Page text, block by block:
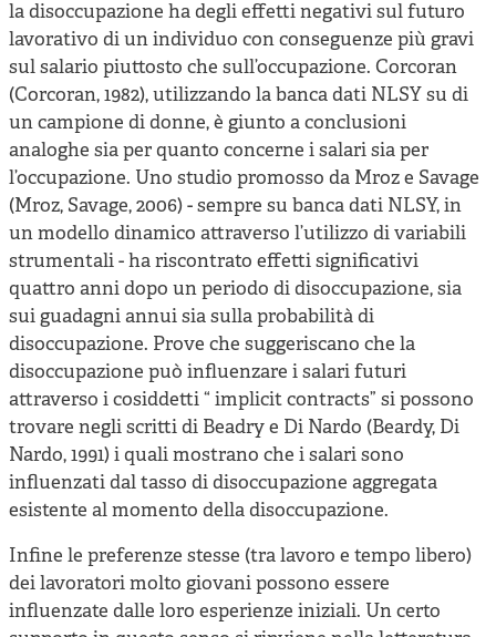
la disoccupazione ha degli effetti negativi sul futuro
lavorativo di un individuo con conseguenze più gravi
sul salario piuttosto che sull’occupazione. Corcoran
(Corcoran, 1982), utilizzando la banca dati NLSY su di
un campione di donne, è giunto a conclusioni
analoghe sia per quanto concerne i salari sia per
l’occupazione. Uno studio promosso da Mroz e Savage
(Mroz, Savage, 2006) - sempre su banca dati NLSY, in
un modello dinamico attraverso l’utilizzo di variabili
strumentali - ha riscontrato effetti significativi
quattro anni dopo un periodo di disoccupazione, sia
sui guadagni annui sia sulla probabilità di
disoccupazione. Prove che suggeriscano che la
disoccupazione può influenzare i salari futuri
attraverso i cosiddetti “ implicit contracts” si possono
trovare negli scritti di Beadry e Di Nardo (Beardy, Di
Nardo, 1991) i quali mostrano che i salari sono
influenzati dal tasso di disoccupazione aggregata
esistente al momento della disoccupazione.
Infine le preferenze stesse (tra lavoro e tempo libero)
dei lavoratori molto giovani possono essere
influenzate dalle loro esperienze iniziali. Un certo